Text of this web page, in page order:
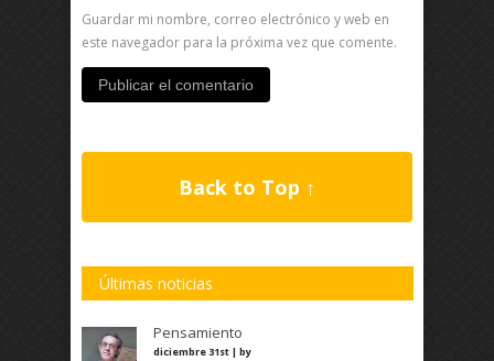
Guardar mi nombre, correo electrónico y web en
este navegador para la próxima vez que comente.
Back to Top ↑
Últimas noticias
Pensamiento
diciembre 31st | by